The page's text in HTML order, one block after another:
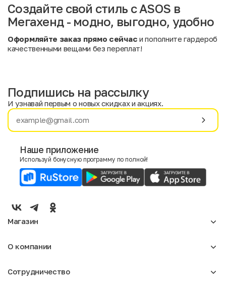
Создайте свой стиль с ASOS в
Мегахенд - модно, выгодно, удобно
Оформляйте заказ прямо сейчас и пополните гардероб
качественными вещами без переплат!
Имя
E-mail
Мужской
Подпишись на рассылку
И узнавай первым о новых скидках и акциях.
Наше приложение
Используй бонусную программу по полной!
Магазин
Мужское
Детское
О компании
Отзывы
Сотрудничество